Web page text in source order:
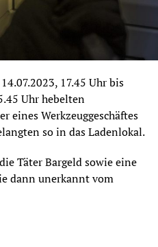
17.45 Uhr bis
Uhr hebelten
eines Werkzeuggeschäftes
so in das Ladenlokal.
Täter Bargeld sowie eine
dann unerkannt vom